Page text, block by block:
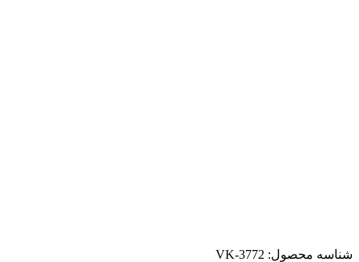
شناسه محصول: VK-3772